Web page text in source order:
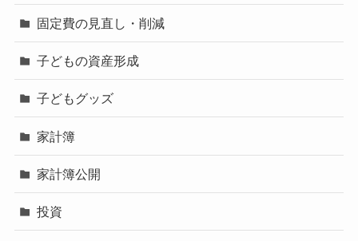
固定費の見直し・削減
子どもの資産形成
子どもグッズ
家計簿
家計簿公開
投資